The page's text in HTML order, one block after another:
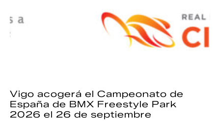
Vigo acogerá el Campeonato de
España de BMX Freestyle Park
2026 el 26 de septiembre